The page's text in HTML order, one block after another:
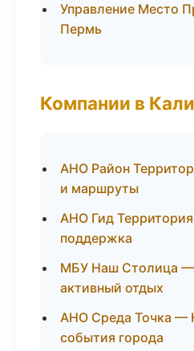
Управление Место
Пермь
Компании в
АНО Район
и маршруты
АНО Гид
поддержка
МБУ Наш Столица —
активный отдых
АНО Среда Точка —
события города